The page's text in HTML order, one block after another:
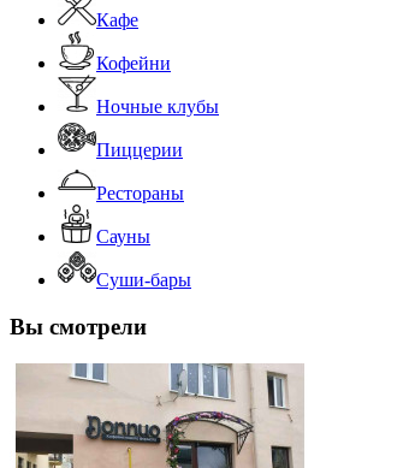
Кафе
Кофейни
Ночные клубы
Пиццерии
Рестораны
Сауны
Суши-бары
Вы смотрели